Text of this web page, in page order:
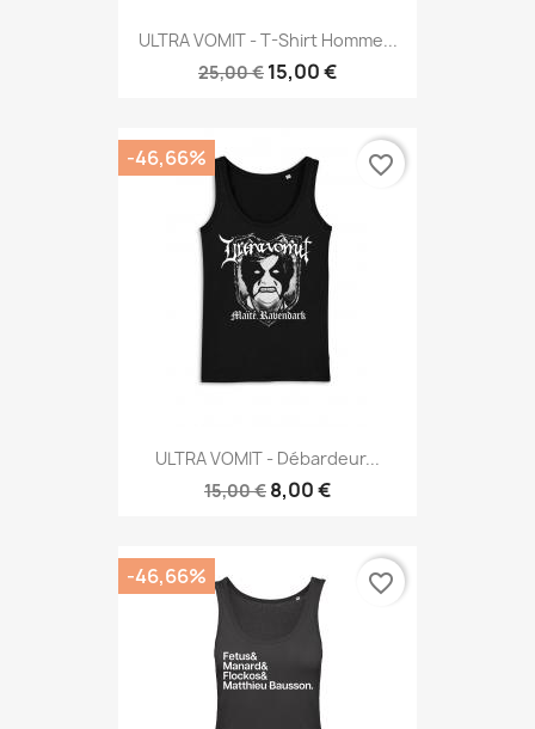
ULTRA VOMIT - T-Shirt Homme...
25,00 € 15,00 €
ULTRA VOMIT - Débardeur...
15,00 € 8,00 €
-46,66% favorite_border
-46,66% favorite_border